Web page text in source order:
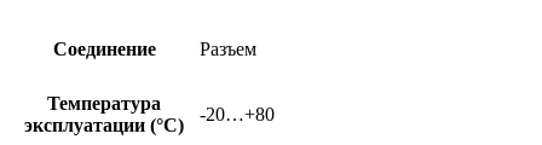
Соединение Разъем
Температура
эксплуатации (°C)
-20…+80